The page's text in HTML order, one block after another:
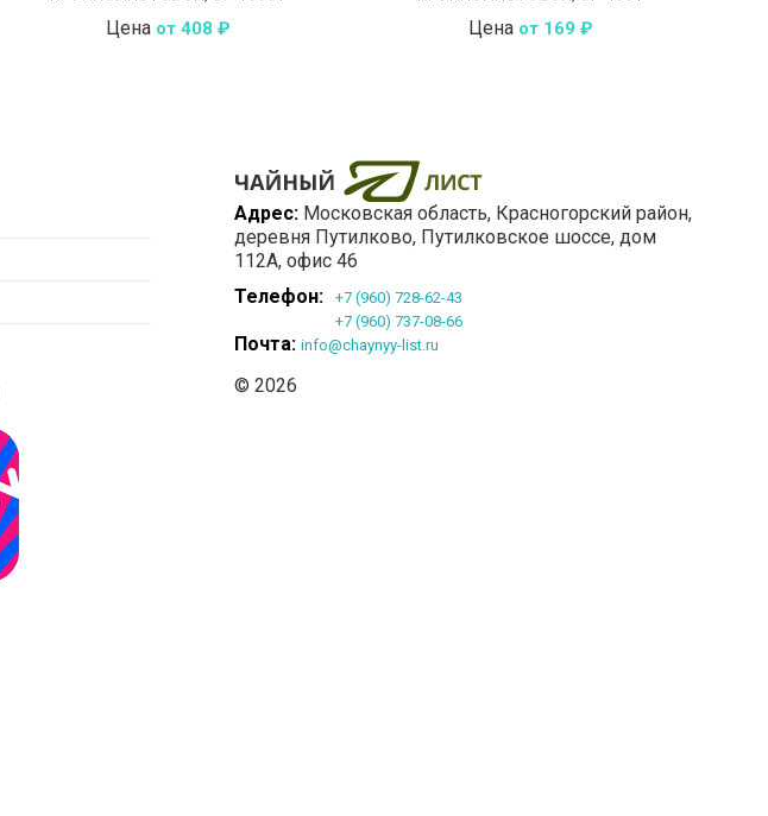
Цена от 408 ₽ Цена от 169 ₽
Адрес: Московская область, Красногорский район,
деревня Путилково, Путилковское шоссе, дом
112А, офис 46
Телефон:
+7 (960) 728-62-43
+7 (960) 737-08-66
Почта: info@chaynyy-list.ru
© 2026